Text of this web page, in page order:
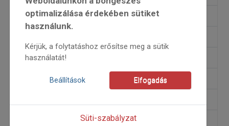
Fekete Réka
Felházi Zoltán
Ferenczes István
Fillinger Kornália Vanda
optimalizálása érdekében sütiket
használunk.
Kérjük, a folytatáshoz erősítse meg a sütik
használatát!
Beállítások Elfogadás
Süti-szabályzat